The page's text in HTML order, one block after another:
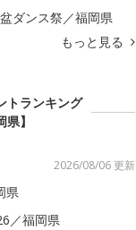
ダンス祭／福岡県
もっと見る
トランキング
県】
2026/08/06 更新
県
／福岡県